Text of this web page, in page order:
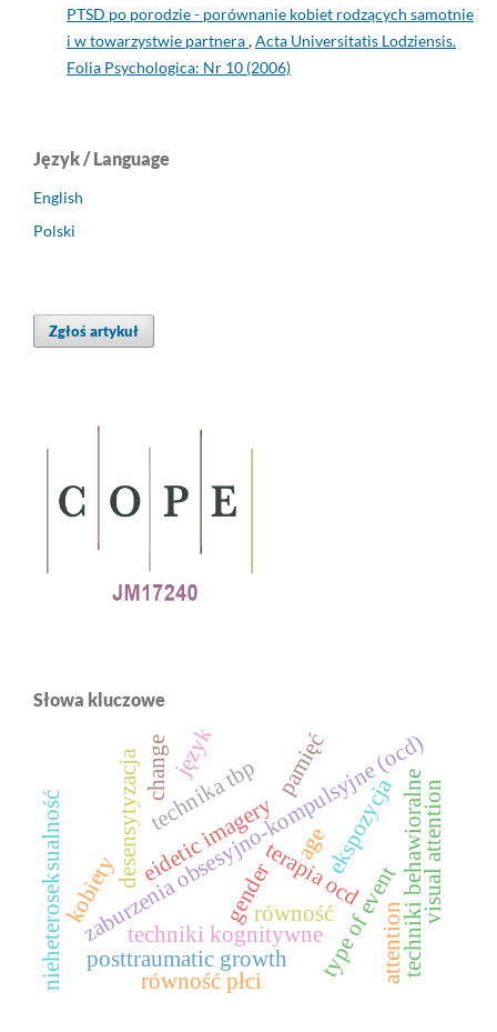
PTSD po porodzie - porównanie kobiet rodzących samotnie
i w towarzystwie partnera,Acta Universitatis Lodziensis.
Folia Psychologica: Nr 10 (2006)
Język / Language
English
Polski
Zgłoś artykuł
Słowa kluczowe
zaburzenia obsesyjno-kompulsyjne (ocd)
terapia ocd
technika tbp
techniki kognitywne techniki behawioralne
ekspozycja
desensytyzacja
posttraumatic growth type of event
age
gender
attention
visual attention
eidetic imagery
pamięć
język
change
kobiety
nieheteroseksualność równość
równość płci